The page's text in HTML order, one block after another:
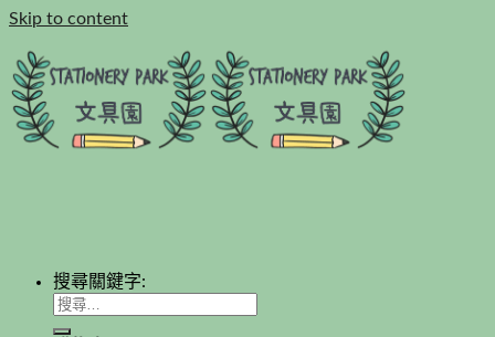
Skip to content
搜尋關鍵字: